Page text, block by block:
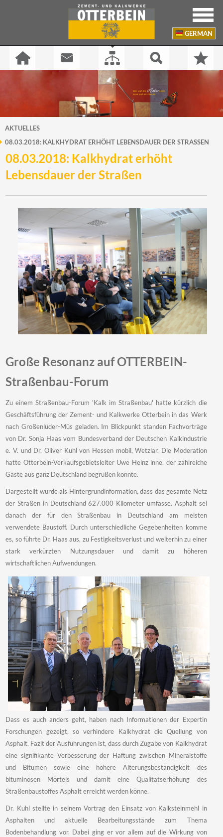
GERMAN
AKTUELLES
08.03.2018: KALKHYDRAT ERHÖHT LEBENSDAUER DER STRASSEN
08.03.2018: Kalkhydrat erhöht
Lebensdauer der Straßen
Große Resonanz auf OTTERBEIN-
Straßenbau-Forum
Zu einem Straßenbau-Forum 'Kalk im Straßenbau' hatte kürzlich die
Geschäftsführung der Zement- und Kalkwerke Otterbein in das Werk
nach Großenlüder-Müs geladen. Im Blickpunkt standen Fachvorträge
von Dr. Sonja Haas vom Bundesverband der Deutschen Kalkindustrie
e. V. und Dr. Oliver Kuhl von Hessen mobil, Wetzlar. Die Moderation
hatte Otterbein-Verkaufsgebietsleiter Uwe Heinz inne, der zahlreiche
Gäste aus ganz Deutschland begrüßen konnte.
Dargestellt wurde als Hintergrundinformation, dass das gesamte Netz
der Straßen in Deutschland 627.000 Kilometer umfasse. Asphalt sei
danach der für den Straßenbau in Deutschland am meisten
verwendete Baustoff. Durch unterschiedliche Gegebenheiten komme
es, so führte Dr. Haas aus, zu Festigkeitsverlust und weiterhin zu einer
stark verkürzten Nutzungsdauer und damit zu höheren
wirtschaftlichen Aufwendungen.
Dass es auch anders geht, haben nach Informationen der Expertin
Forschungen gezeigt, so verhindere Kalkhydrat die Quellung von
Asphalt. Fazit der Ausführungen ist, dass durch Zugabe von Kalkhydrat
eine signifikante Verbesserung der Haftung zwischen Mineralstoffe
und Bitumen sowie eine höhere Alterungsbeständigkeit des
bituminösen Mörtels und damit eine Qualitätserhöhung des
Straßenbaustoffes Asphalt erreicht werden könne.
Dr. Kuhl stellte in seinem Vortrag den Einsatz von Kalksteinmehl in
Asphalten und aktuelle Bearbeitungsstände zum Thema
Bodenbehandlung vor. Dabei ging er vor allem auf die Wirkung von